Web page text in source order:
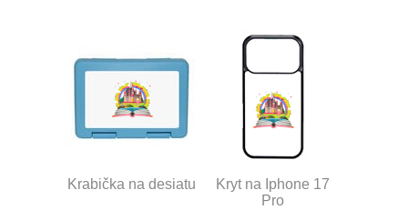
Krabička na desiatu
Kryt na Iphone 17
Pro